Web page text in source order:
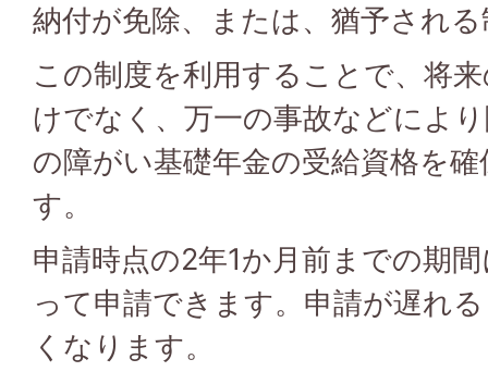
納付が免除、または、猶予され
この制度を利用することで、将
けでなく、万一の事故などによ
の障がい基礎年金の受給資格を
す。
申請時点の2年1か月前までの期
って申請できます。申請が遅れ
くなります。